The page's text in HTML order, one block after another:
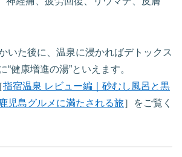
いた後に、温泉に浸かればデトックス
“健康増進の湯”といえます。
指宿温泉 レビュー編｜砂むし風呂と黒
児島グルメに満たされる旅］をご覧く